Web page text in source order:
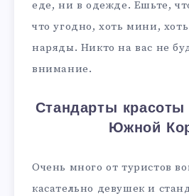
еде, ни в одежде. Ешьте,
что угодно, хоть мини,
наряды. Никто на вас не
внимание.
Стандарты
Южной
Очень много от туристов
касательно девушек и